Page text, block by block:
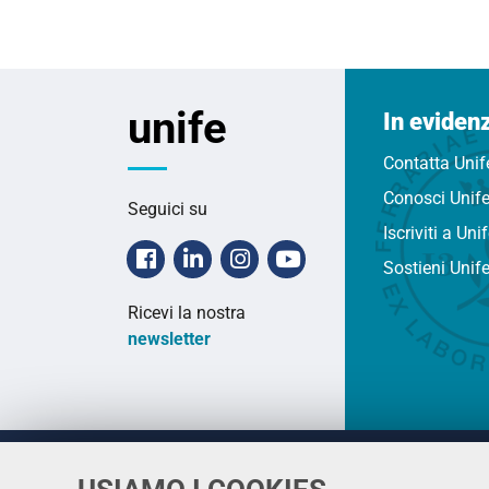
unife
Seguici su
Facebook
LinkedinInstagramYoutube
Ricevi la nostra
newsletter
In
Contatta
Conosci Unife
Iscriviti a
Sostieni Unife